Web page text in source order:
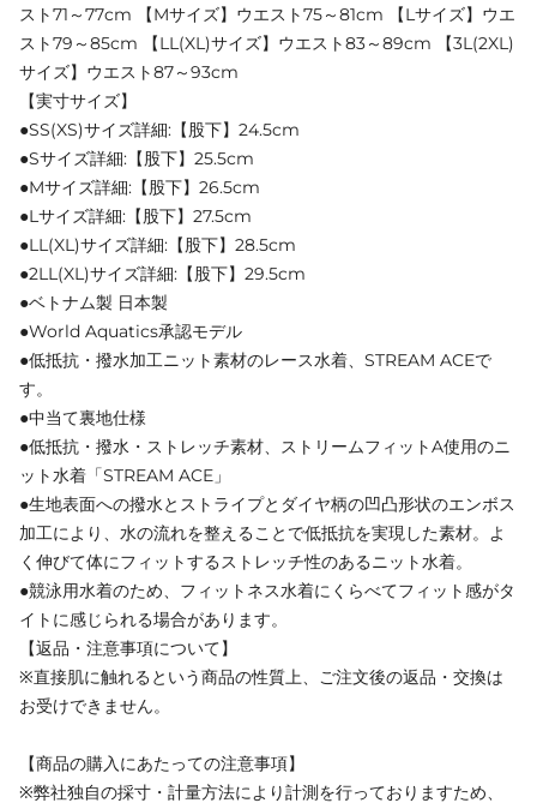
スト71～77cm 【Mサイズ】ウエスト75～81cm 【Lサイズ】ウエ
スト79～85cm 【LL(XL)サイズ】ウエスト83～89cm 【3L(2XL)
サイズ】ウエスト87～93cm
【実寸サイズ】
●SS(XS)サイズ詳細:【股下】24.5cm
●Sサイズ詳細:【股下】25.5cm
●Mサイズ詳細:【股下】26.5cm
●Lサイズ詳細:【股下】27.5cm
●LL(XL)サイズ詳細:【股下】28.5cm
●2LL(XL)サイズ詳細:【股下】29.5cm
●ベトナム製 日本製
●World Aquatics承認モデル
●低抵抗・撥水加工ニット素材のレース水着、STREAM ACEで
す。
●中当て裏地仕様
●低抵抗・撥水・ストレッチ素材、ストリームフィットA使用のニ
ット水着「STREAM ACE」
●生地表面への撥水とストライプとダイヤ柄の凹凸形状のエンボス
加工により、水の流れを整えることで低抵抗を実現した素材。よ
く伸びて体にフィットするストレッチ性のあるニット水着。
●競泳用水着のため、フィットネス水着にくらべてフィット感がタ
イトに感じられる場合があります。
【返品・注意事項について】
※直接肌に触れるという商品の性質上、ご注文後の返品・交換は
お受けできません。
【商品の購入にあたっての注意事項】
※弊社独自の採寸・計量方法により計測を行っておりますため、